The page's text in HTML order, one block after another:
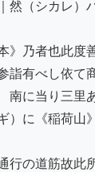
然（シカレ）
》乃者也此度
詣有べし依て
に当り三里
）に《稲荷山
行の道筋故此